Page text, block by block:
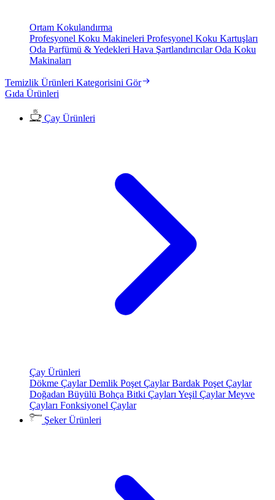
Ortam Kokulandırma
Profesyonel Koku Makineleri Profesyonel Koku Kartuşları
Oda Parfümü & Yedekleri Hava ŞartlandırıcılarOda Koku
Makinaları
Temizlik Ürünleri Kategorisini Gör
Gıda Ürünleri
Çay Ürünleri
Çay Ürünleri
Dökme ÇaylarDemlik Poşet ÇaylarBardak Poşet Çaylar
Doğadan Büyülü Bohça Bitki Çayları Yeşil ÇaylarMeyve
Çayları Fonksiyonel Çaylar
Şeker Ürünleri